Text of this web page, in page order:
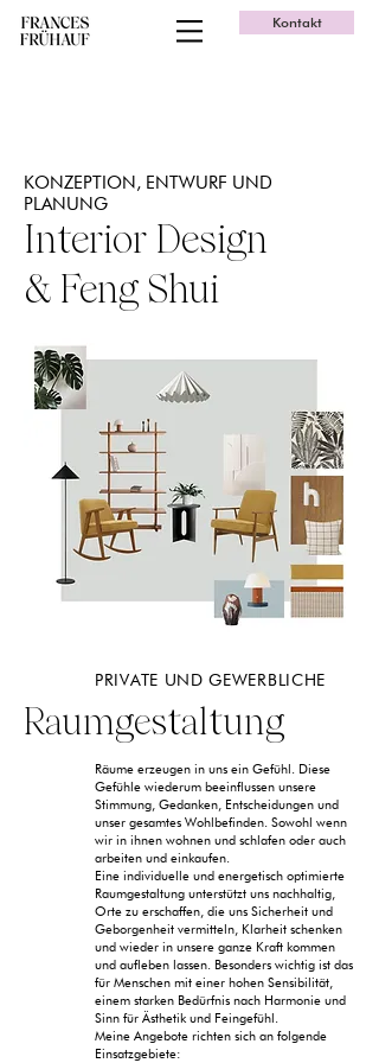
Kontakt
KONZEPTION, ENTWURF UND
PLANUNG
Interior Design
& Feng Shui
PRIVATE UND GEWERBLICHE
Raumgestaltung
Räume erzeugen in uns ein Gefühl. Diese
Gefühle wiederum beeinflussen unsere
Stimmung, Gedanken, Entscheidungen und
unser gesamtes Wohlbefinden. Sowohl wenn
wir in ihnen wohnen und schlafen oder auch
arbeiten und einkaufen.
Eine individuelle und energetisch optimierte
Raumgestaltung unterstützt uns nachhaltig,
Orte zu erschaffen, die uns Sicherheit und
Geborgenheit vermitteln, Klarheit schenken
und wieder in unsere ganze Kraft kommen
und aufleben lassen. Besonders wichtig ist das
für Menschen mit einer hohen Sensibilität,
einem starken Bedürfnis nach Harmonie und
Sinn für Ästhetik und Feingefühl.
Meine Angebote richten sich an folgende
Einsatzgebiete: